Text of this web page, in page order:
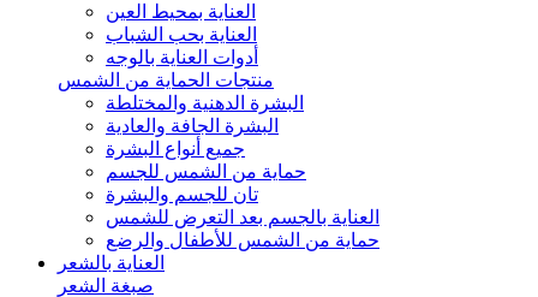
العناية بمحيط العين
العناية بحب الشباب
أدوات العناية بالوجه
منتجات الحماية من الشمس
البشرة الدهنية والمختلطة
البشرة الجافة والعادية
جميع أنواع البشرة
حماية من الشمس للجسم
تان للجسم والبشرة
العناية بالجسم بعد التعرض للشمس
حماية من الشمس للأطفال والرضع
العناية بالشعر
صبغة الشعر